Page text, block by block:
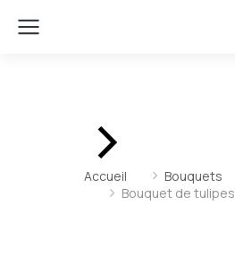
Vous êtes ici :
Accueil Bouquets
Bouquet de tulipes